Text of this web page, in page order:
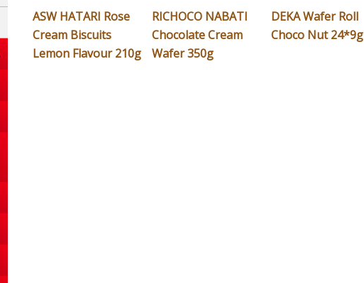
ASW HATARI Rose
Cream Biscuits
Lemon Flavour 210g
RICHOCO NABATI
Chocolate Cream
Wafer 350g
DEKA Wafer Roll
Choco Nut 24*9g